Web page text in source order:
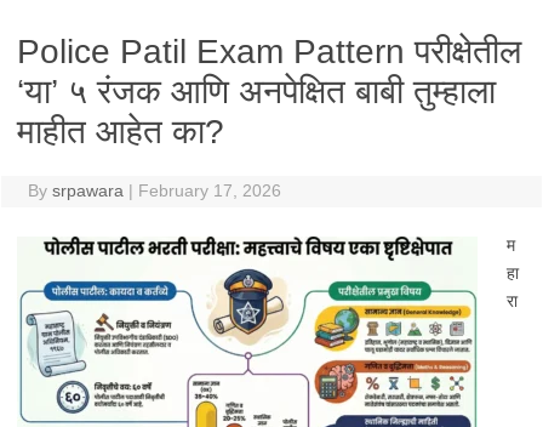
Police Patil Exam Pattern परीक्षेतील
‘या’ ५ रंजक आणि अनपेक्षित बाबी तुम्हाला
माहीत आहेत का?
By srpawara | February 17, 2026
म
हा
रा